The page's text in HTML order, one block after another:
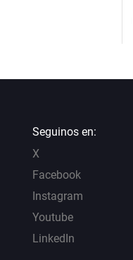
Seguinos en:
X
Facebook
Instagram
Youtube
LinkedIn